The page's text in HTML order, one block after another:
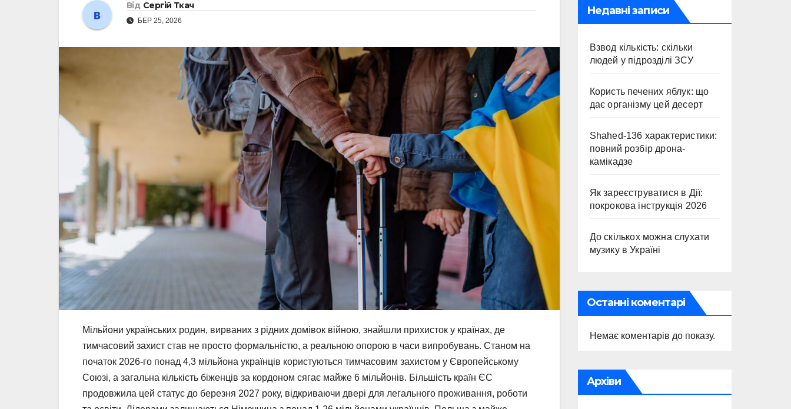
Від Сергій Ткач
БЕР 25, 2026
Мільйони українських родин, вирваних з рідних домівок війною, знайшли прихисток у країнах, де
тимчасовий захист став не просто формальністю, а реальною опорою в часи випробувань. Станом на
початок 2026-го понад 4,3 мільйона українців користуються тимчасовим захистом у Європейському
Союзі, а загальна кількість біженців за кордоном сягає майже 6 мільйонів. Більшість країн ЄС
продовжила цей статус до березня 2027 року, відкриваючи двері для легального проживання, роботи
Недавні записи
Взвод кількість: скільки
людей у підрозділі ЗСУ
Користь печених яблук: що
дає організму цей десерт
Shahed-136 характеристики:
повний розбір дрона-
камікадзе
Як зареєструватися в Дії:
покрокова інструкція 2026
До скількох можна слухати
музику в Україні
Останні коментарі
Немає коментарів до показу.
Архіви